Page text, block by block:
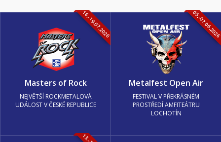
16.-19.07.2026
Masters of Rock
NEJVĚTŠÍ ROCKMETALOVÁ
UDÁLOST V ČESKÉ REPUBLICE
05.-
Metalfest Open Air
FESTIVAL V PŘEKRÁSNÉM
PROSTŘEDÍ AMFITEÁTRU
LOCHOTÍN